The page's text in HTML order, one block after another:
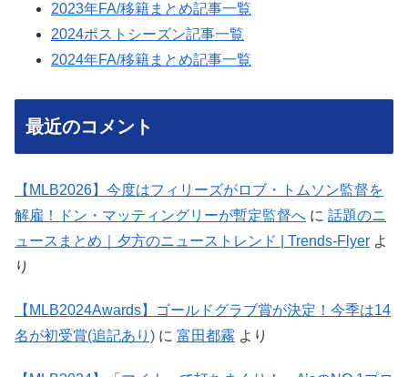
2023年FA/移籍まとめ記事一覧
2024ポストシーズン記事一覧
2024年FA/移籍まとめ記事一覧
最近のコメント
【MLB2026】今度はフィリーズがロブ・トムソン監督を
解雇！ドン・マッティングリーが暫定監督へ に 話題のニ
ュースまとめ｜夕方のニューストレンド | Trends-Flyer よ
り
【MLB2024Awards】ゴールドグラブ賞が決定！今季は14
名が初受賞(追記あり) に 富田都霧 より